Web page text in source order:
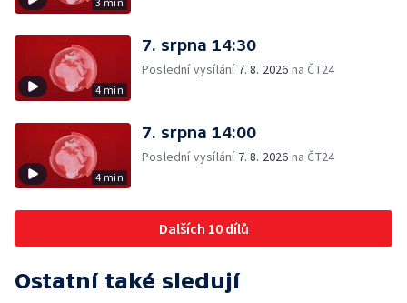
4 min
7. srpna 14:30
Poslední vysílání 7. 8. 2026 na ČT24
4 min
7. srpna 14:00
Poslední vysílání 7. 8. 2026 na ČT24
Dalších 10 dílů
Ostatní také sledují